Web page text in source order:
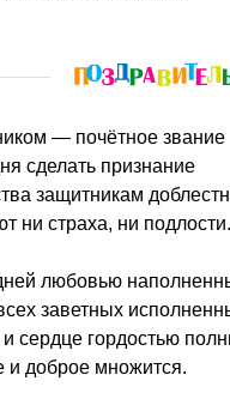
— почётное звание
сделать признание
защитникам
ни страха, ни подлости.
любовью
заветных
сердце гордостью
и доброе множится.